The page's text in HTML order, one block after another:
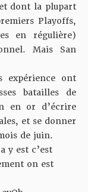
dont la plupart
Playoffs,
en régulière)
Mais San
expérience ont
batailles de
en or d’écrire
et se donner
de juin.
y est c’est
on est